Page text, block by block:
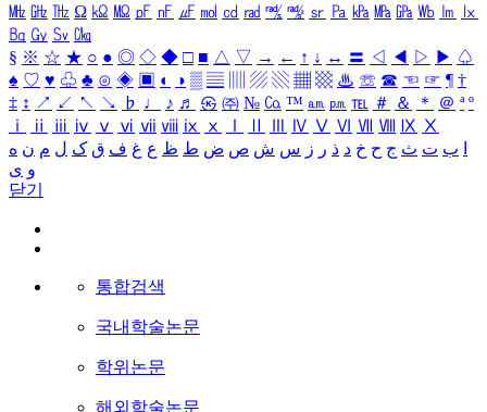
㎒ ㎓ ㎔ Ω ㏀ ㏁ ㎊ ㎋ ㎌ ㏖ ㏅ ㎭ ㎮ ㎯ ㏛ ㎩ ㎪ ㎫ ㎬ ㏝ ㏐
㏓
㏃ ㏉ ㏜ ㏆
§ ※ ☆ ★ ○ ● ◎ ◇ ◆ □ ■ △ ▽ → ← ↑ ↓ ↔ 〓 ◁ ◀ ▷ ▶ ♤
♠ ♡ ♥ ♧ ♣ ⊙ ◈ ▣ ◐ ◑ ▒ ▤ ▨ ▧ ▦ ▩ ♨ ☏ ☎ ☜ ☞ ¶ †
‡ ↕ ↗ ↙ ↖ ↘ ♭ ♩ ♪ ♬ ㉿ ㈜ № ㏇ ™ ㏂ ㏘ ℡ ＃ ＆ ＊ ＠ ª º
ⅰ
ⅱ ⅲ ⅳ ⅴ ⅵ ⅶ ⅷ ⅸ ⅹ Ⅳ Ⅴ Ⅵ Ⅶ Ⅷ Ⅸ Ⅹ
ب ت ث ج ح خ د ذ ر ز س ش ص ض ط ظ ع غ ف ق ک ل م ن ه
و ی
닫기
통합검색
국내학술논문
학위논문
해외학술논문